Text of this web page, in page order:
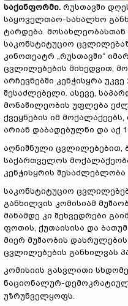
საქინფორმი. რუსთავში
საყოველთაო-სახალხო
ტარდება.
საკონსტიტუციო
კინოთეატრ „რუსთავში“
ცვლილებების მიხედვით,
არჩევნებში კენჭისყრა
შესაძლებელი. ასევე,
მონაწილეობის უფლება
ქვეყნების იმ
არიან დაბადებულნი და აქ
აღნიშნული ცვლილებებით,
საქართველოს
კენჭისყრის შესაძლებლობა
საკონსტიტუციო
განხილვის კომისიამ
მანამდე კი შეხვედრები
ფოთის, ქუთაისისა და
მიერ მუშაობის
ცვლილებების განხილვას
კომისიის გასვლითი
ნაციონალურ-
უზრუნველყოფს.